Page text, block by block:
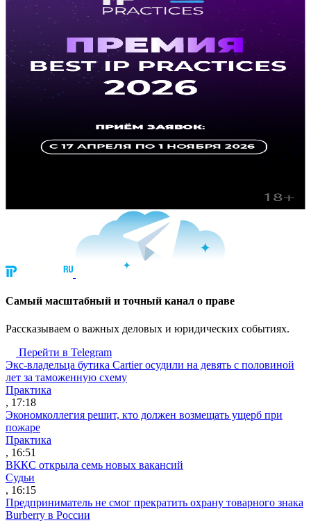
Cамый масштабный и точный канал о праве
Рассказываем о важных деловых и юридических событиях.
Перейти в Telegram
Экс-владельца бутика Cartier осудили на девять с половиной
лет за таможенную схему
Практика
, 17:18
Экономколлегия решит, кто должен возмещать ущерб при
пожаре
Практика
, 16:51
ВККС открыла семь новых вакансий
Судьи
, 16:15
Предприниматель не смог прекратить охрану товарного знака
Burberry в России